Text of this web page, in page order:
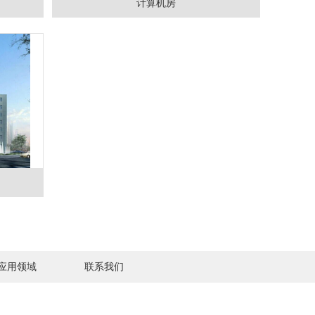
计算机房
用领域 联系我们